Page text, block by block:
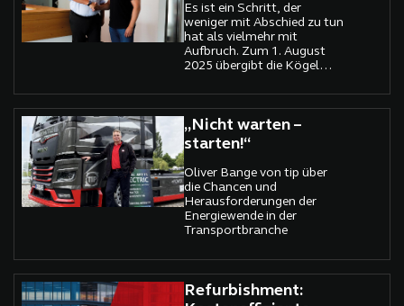
Es ist ein Schritt, der
weniger mit Abschied zu tun
hat als vielmehr mit
Aufbruch. Zum 1. August
2025 übergibt die Kögel
Vermietbereich Kögel-Rent
an die TIP Trailer Services
Germany GmbH – und
schafft sich damit bewusst
neue Freiräume. Denn wer
sich auf das Wesentliche
konzentrieren will, muss
manchmal auch loslassen.
„Nicht warten –
starten!“
Oliver Bange von tip über
die Chancen und
Herausforderungen der
Energiewende in der
Transportbranche
Refurbishment: